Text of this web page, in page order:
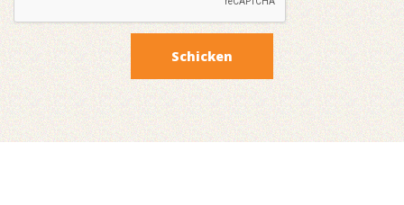
Schicken